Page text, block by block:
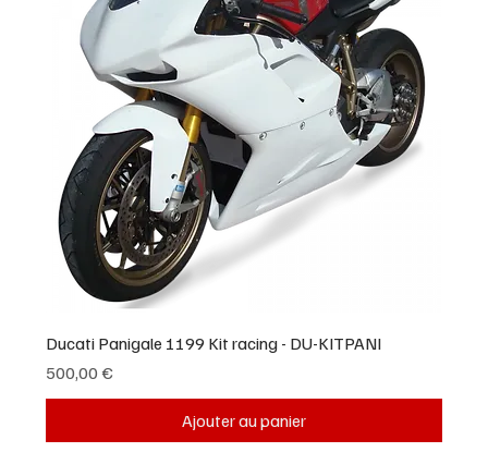
Ducati Panigale 1199 Kit racing - DU-KITPANI
Prix
500,00 €
Ajouter au panier